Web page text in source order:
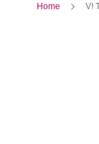
Home V!